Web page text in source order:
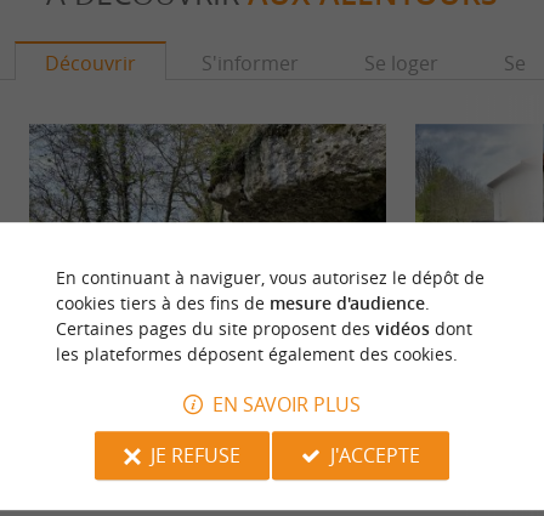
Découvrir S'informer Se loger Se
Le Moulin de Rochereuil se trouve sur la Dronne,
dans la commune de Grand-Brassac. Ce moulin à
huile de noix ...
Sur les berges de
commune de
Saint-Apre, le
En continuant à naviguer, vous autorisez le dépôt de
cookies tiers à des fins de mesure d'audience.
Certaines pages du site proposent des vidéosdont
les plateformes déposent également des cookies.
EN SAVOIR PLUS
JE REFUSE
J'ACCEPTE